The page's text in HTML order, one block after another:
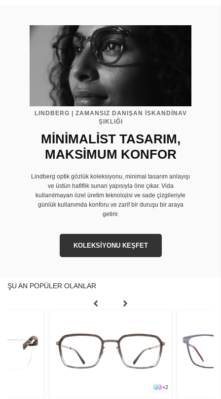
LINDBERG | ZAMANSIZ DANIŞAN İSKANDİNAV
ŞIKLIĞI
MİNİMALİST TASARIM,
MAKSİMUM KONFOR
Lindberg optik gözlük koleksiyonu, minimal tasarım anlayışı
ve üstün hafiflik sunan yapısıyla öne çıkar. Vida
kullanılmayan özel üretim teknolojisi ve sade çizgileriyle
günlük kullanımda konforu ve zarif bir duruşu bir araya
getirir.
KOLEKSİYONU KEŞFET
ŞU AN POPÜLER OLANLAR
+2